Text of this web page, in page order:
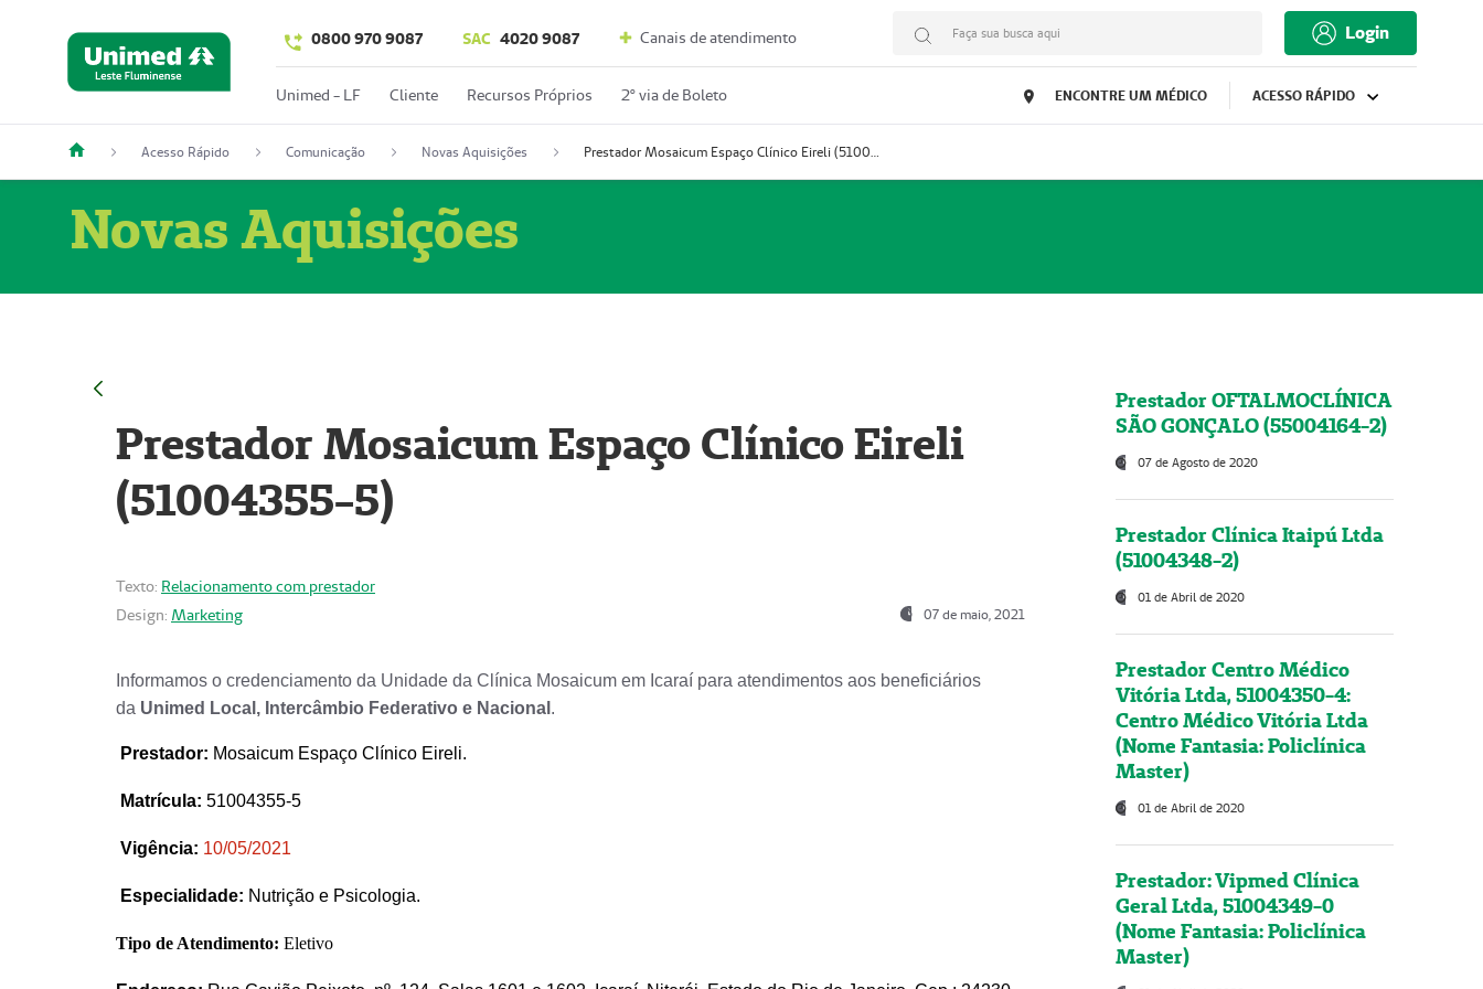
0800 970 9087 SAC 4020 9087 Canais de atendimento Faça sua busca aqui Login
Unimed - LF Cliente Recursos Próprios 2º via de Boleto ENCONTRE UM MÉDICO ACESSO RÁPIDO
Acesso Rápido Comunicação Novas Aquisições Prestador Mosaicum Espaço Clínico Eireli (51004355-5)
Novas Aquisições
Prestador Mosaicum Espaço Clínico Eireli
(51004355-5)
Texto: Relacionamento com prestador
Design: Marketing 07 de maio, 2021
Informamos o credenciamento da Unidade da Clínica Mosaicum em Icaraí para atendimentos aos beneficiários
da Unimed Local, Intercâmbio Federativo e Nacional .
Prestador: Mosaicum Espaço Clínico Eireli.
Matrícula: 51004355-5
Vigência: 10/05/2021
Especialidade: Nutrição e Psicologia.
Tipo de Atendimento: Eletivo
Prestador OFTALMOCLÍNICA
SÃO GONÇALO (55004164-2)
07 de Agosto de 2020
Prestador Clínica Itaipú Ltda
(51004348-2)
01 de Abril de 2020
Prestador Centro Médico
Vitória Ltda, 51004350-4:
Centro Médico Vitória Ltda
(Nome Fantasia: Policlínica
Master)
01 de Abril de 2020
Prestador: Vipmed Clínica
Geral Ltda, 51004349-0
(Nome Fantasia: Policlínica
Master)